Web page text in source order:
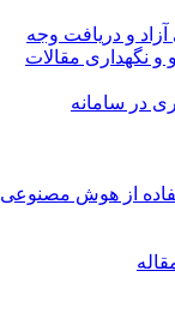
و دریافت وجه
نگهداری مقالات
در سامانه
از هوش مصنوعی